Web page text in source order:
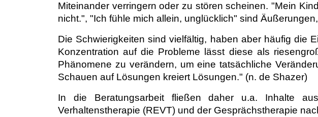
Miteinander verringern oder zu stören scheinen. "Mein
nicht.", "Ich fühle mich allein, unglücklich" sind
Die Schwierigkeiten sind vielfältig, haben aber häufig die
Konzentration auf die Probleme lässt diese als
Phänomene zu verändern, um eine tatsächliche
Schauen auf Lösungen kreiert Lösungen." (n. de Shazer)
In die Beratungsarbeit fließen daher u.a. Inhalte
Verhaltenstherapie (REVT) und der Gesprächstherapie